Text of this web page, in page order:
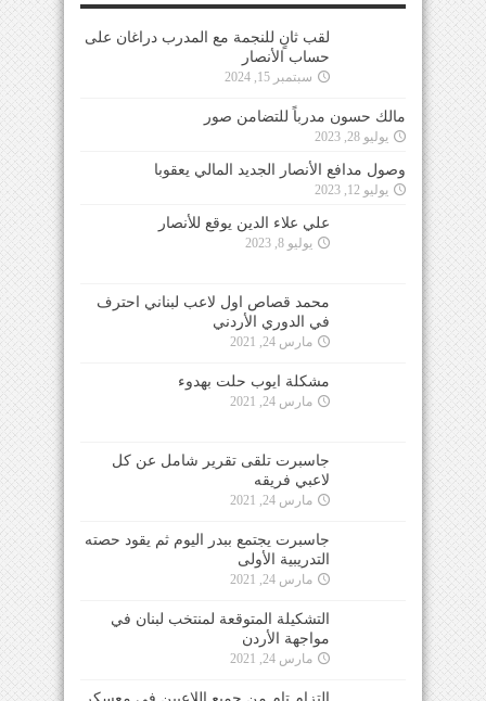
لقب ثانٍ للنجمة مع المدرب دراغان على
حساب الأنصار
سبتمبر 15, 2024
مالك حسون مدرباً للتضامن صور
يوليو 28, 2023
وصول مدافع الأنصار الجديد المالي يعقوبا
يوليو 12, 2023
علي علاء الدين يوقع للأنصار
يوليو 8, 2023
محمد قصاص اول لاعب لبناني احترف
في الدوري الأردني
مارس 24, 2021
مشكلة ايوب حلت بهدوء
مارس 24, 2021
جاسبرت تلقى تقرير شامل عن كل
لاعبي فريقه
مارس 24, 2021
جاسبرت يجتمع ببدر اليوم ثم يقود حصته
التدريبية الأولى
مارس 24, 2021
التشكيلة المتوقعة لمنتخب لبنان في
مواجهة الأردن
مارس 24, 2021